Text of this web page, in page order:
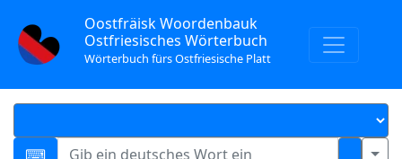
Oostfräisk Woordenbauk
Ostfriesisches Wörterbuch
Wörterbuch fürs Ostfriesische Platt